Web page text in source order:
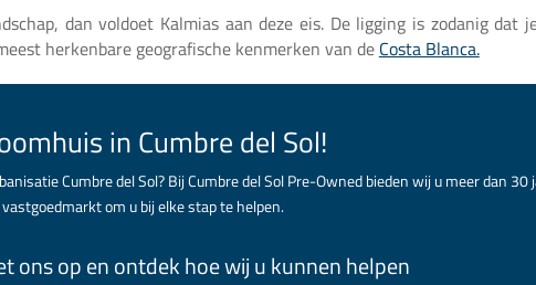
dan voldoet Kalmias aan deze eis. De ligging is zodanig dat
herkenbare geografische kenmerken van de Costa Blanca.
in Cumbre del Sol!
Cumbre del Sol? Bij Cumbre del Sol Pre-Owned bieden wij u meer dan 30
om u bij elke stap te helpen.
ons op en ontdek hoe wij u kunnen helpen